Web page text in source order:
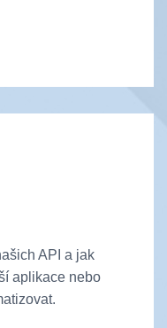
API a jak
aplikace nebo